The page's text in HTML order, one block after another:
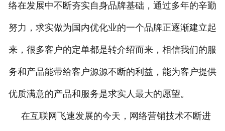
络在发展中不断夯实自身品牌基础，通过多年的辛勤
努力，求实做为国内优化业的一个品牌正逐渐建立起
来，很多客户的定单都是转介绍而来，相信我们的服
务和产品能带给客户源源不断的利益，能为客户提供
优质满意的产品和服务是求实人最大的愿望。
在互联网飞速发展的今天，网络营销技术不断进